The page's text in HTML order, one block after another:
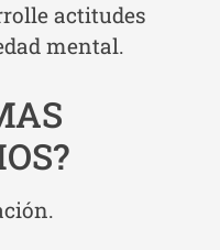
actitudes
mental.